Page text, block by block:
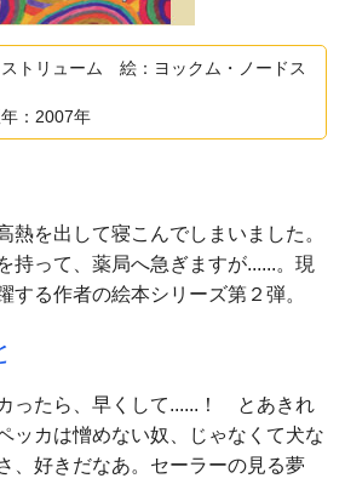
トリューム 絵：ヨックム・ノードス
：2007年
熱を出して寝こんでしまいました。
持って、薬局へ急ぎますが......。現
する作者の絵本シリーズ第２弾。
ったら、早くして......！ とあきれ
ッカは憎めない奴、じゃなくて犬な
、好きだなあ。セーラーの見る夢